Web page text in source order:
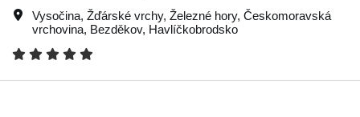
Vysočina, Žďárské vrchy, Železné hory, Českomoravská
vrchovina, Bezděkov, Havlíčkobrodsko